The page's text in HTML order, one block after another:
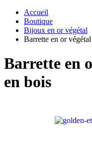
Accueil
Boutique
Bijoux en or végétal
Barrette en or
Barrette en
en bois